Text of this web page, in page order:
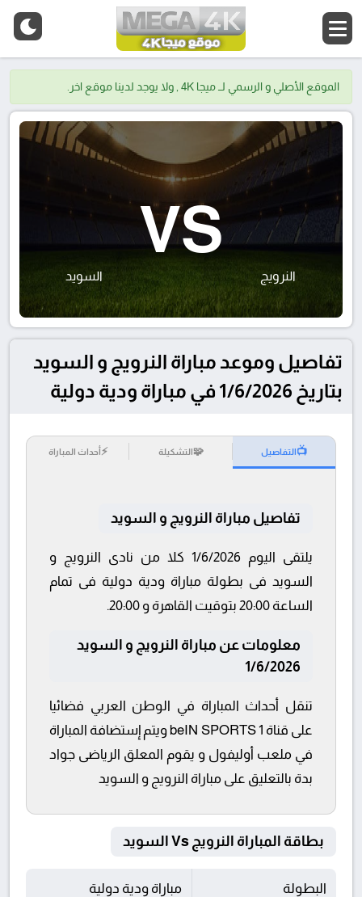
الموقع الأصلي و الرسمي لــ ميجا 4K , ولا يوجد لدينا موقع اخر.
النرويج
VS
السويد
تفاصيل وموعد مباراة النرويج و السويد
بتاريخ 1/6/2026 في مباراة ودية دولية
📺التفاصيل 🧩التشكيلة ⚡أحداث المباراة
تفاصيل مباراة النرويج و السويد
يلتقى اليوم 1/6/2026 كلا من نادى النرويج و
السويد فى بطولة مباراة ودية دولية فى تمام
الساعة 20:00 بتوقيت القاهرة و 20:00.
معلومات عن مباراة النرويج و السويد
1/6/2026
تنقل أحداث المباراة في الوطن العربي فضائيا
على قناة beIN SPORTS 1 ويتم إستضافة المباراة
في ملعب أوليفول و يقوم المعلق الرياضى جواد
بدة بالتعليق على مباراة النرويج و السويد
بطاقة المباراة النرويج Vs السويد
البطولة مباراة ودية دولية